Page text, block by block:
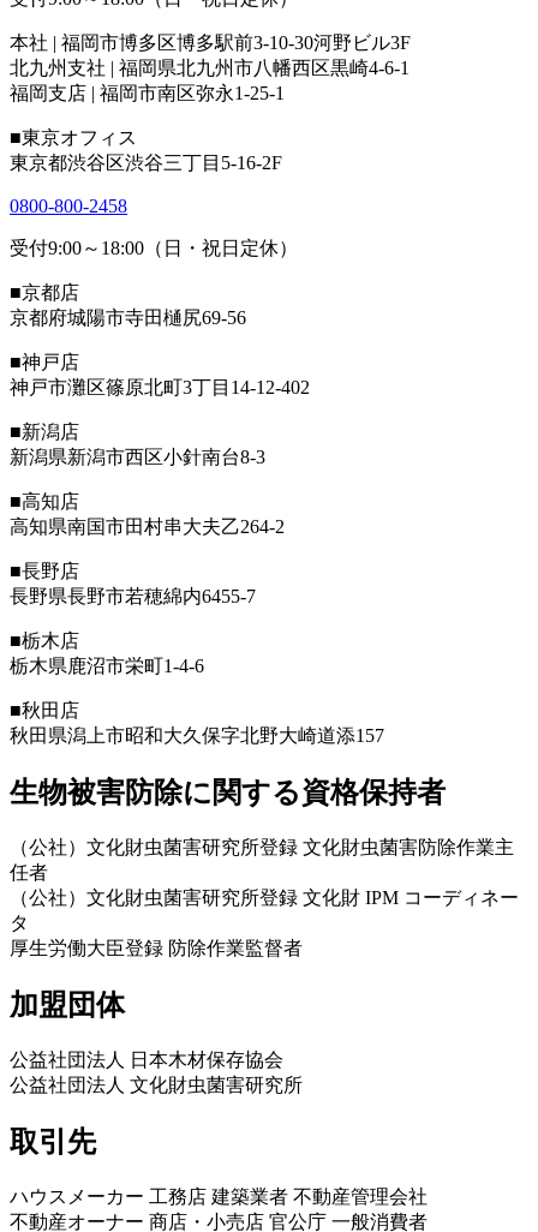
本社 | 福岡市博多区博多駅前3-10-30河野ビル3F
北九州支社 | 福岡県北九州市八幡西区黒崎4-6-1
福岡支店 | 福岡市南区弥永1-25-1
■東京オフィス
東京都渋谷区渋谷三丁目5-16-2F
0800-800-2458
受付9:00～18:00（日・祝日定休）
■京都店
京都府城陽市寺田樋尻69-56
■神戸店
神戸市灘区篠原北町3丁目14-12-402
■新潟店
新潟県新潟市西区小針南台8-3
■高知店
高知県南国市田村串大夫乙264-2
■長野店
長野県長野市若穂綿内6455-7
■栃木店
栃木県鹿沼市栄町1-4-6
■秋田店
秋田県潟上市昭和大久保字北野大崎道添157
生物被害防除に関する資格保持者
（公社）文化財虫菌害研究所登録 文化財虫菌害防除作業主
任者
（公社）文化財虫菌害研究所登録 文化財 IPM コーディネー
タ
厚生労働大臣登録 防除作業監督者
加盟団体
公益社団法人 日本木材保存協会
公益社団法人 文化財虫菌害研究所
取引先
ハウスメーカー 工務店 建築業者 不動産管理会社
不動産オーナー 商店・小売店 官公庁 一般消費者